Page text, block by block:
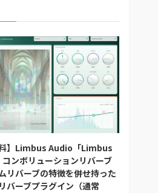
料】Limbus Audio「Limbus
ンボリューションリバーブ
リバーブの特徴を併せ持った
バーブプラグイン（通常